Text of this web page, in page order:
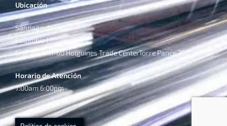
Ubicación
Santiago de Cali
Colombia |
Cra. 100 # 11-60 Holguines Trade CenterTorre Pance 707
Horario de Atención
7:00am 6:00pm